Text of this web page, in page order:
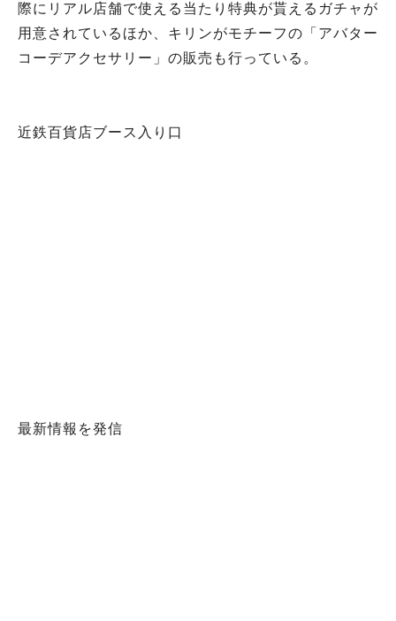
際にリアル店舗で使える当たり特典が貰えるガチャが
用意されているほか、キリンがモチーフの「アバター
コーデアクセサリー」の販売も行っている。
近鉄百貨店ブース入り口
最新情報を発信